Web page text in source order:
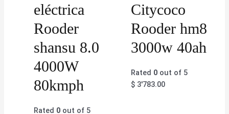
eléctrica
Rooder
shansu 8.0
4000W
80kmph
Rated 0 out of 5
Citycoco
Rooder hm8
3000w 40ah
Rated 0out of 5
$3'783.00